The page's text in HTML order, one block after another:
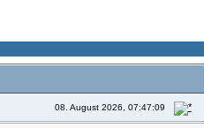
08. August 2026, 07:47:09